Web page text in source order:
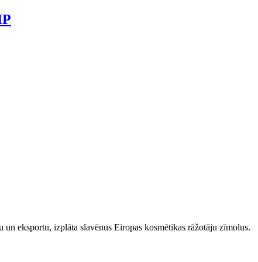
eksportu, izplāta slavēnus Eiropas kosmētikas rāžotāju zīmolus.